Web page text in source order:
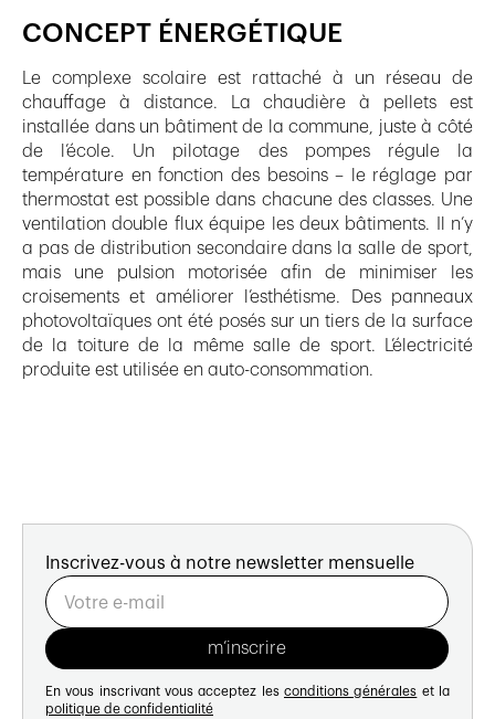
CONCEPT ÉNERGÉTIQUE
Le complexe scolaire est rattaché à un réseau de
chauffage à distance. La chaudière à pellets est
installée dans un bâtiment de la commune, juste à côté
de l’école. Un pilotage des pompes régule la
température en fonction des besoins – le réglage par
thermostat est possible dans chacune des classes. Une
ventilation double flux équipe les deux bâtiments. Il n’y
a pas de distribution secondaire dans la salle de sport,
mais une pulsion motorisée afin de minimiser les
croisements et améliorer l’esthétisme. Des panneaux
photovoltaïques ont été posés sur un tiers de la surface
de la toiture de la même salle de sport. L’électricité
produite est utilisée en auto-consommation.
Inscrivez-vous à notre newsletter mensuelle
En vous inscrivant vous acceptez les conditions générales et la
politique de confidentialité